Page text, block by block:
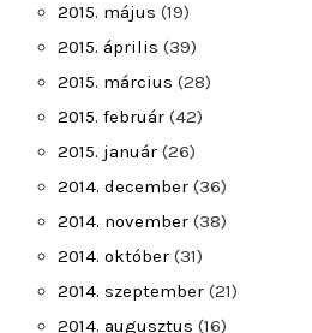
2015. május (19)
2015. április (39)
2015. március (28)
2015. február (42)
2015. január (26)
2014. december (36)
2014. november (38)
2014. október (31)
2014. szeptember (21)
2014. augusztus (16)